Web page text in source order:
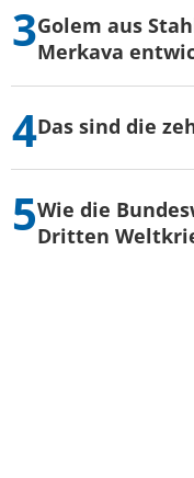
Golem aus
Merkava
Das sind die
Wie die
Dritten